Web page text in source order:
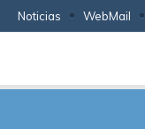
Noticias WebMail